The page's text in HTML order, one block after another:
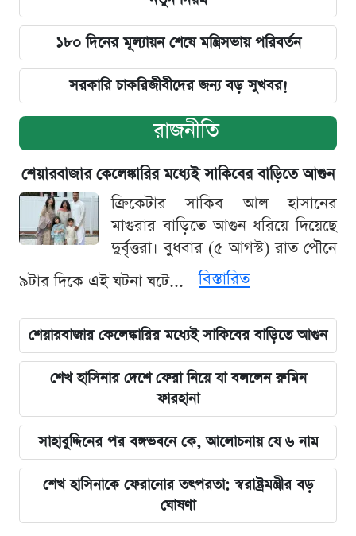
১৮০ দিনের মূল্যায়ন শেষে মন্ত্রিসভায় পরিবর্তন
সরকারি চাকরিজীবীদের জন্য বড় সুখবর!
রাজনীতি
শেয়ারবাজার কেলেঙ্কারির মধ্যেই সাকিবের বাড়িতে আগুন
ক্রিকেটার সাকিব আল হাসানের
মাগুরার বাড়িতে আগুন ধরিয়ে দিয়েছে
দুর্বৃত্তরা। বুধবার (৫ আগস্ট) রাত পৌনে
৯টার দিকে এই ঘটনা ঘটে...
বিস্তারিত
শেয়ারবাজার কেলেঙ্কারির মধ্যেই সাকিবের বাড়িতে আগুন
শেখ হাসিনার দেশে ফেরা নিয়ে যা বললেন রুমিন
ফারহানা
সাহাবুদ্দিনের পর বঙ্গভবনে কে, আলোচনায় যে ৬ নাম
শেখ হাসিনাকে ফেরানোর তৎপরতা: স্বরাষ্ট্রমন্ত্রীর বড়
ঘোষণা